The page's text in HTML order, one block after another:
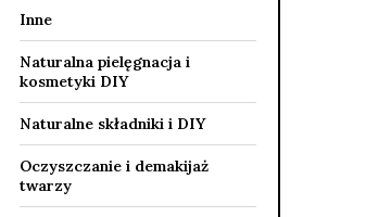
Inne
Naturalna pielęgnacja i
kosmetyki DIY
Naturalne składniki i DIY
Oczyszczanie i demakijaż
twarzy